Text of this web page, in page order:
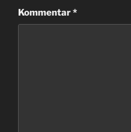
Kommentar*